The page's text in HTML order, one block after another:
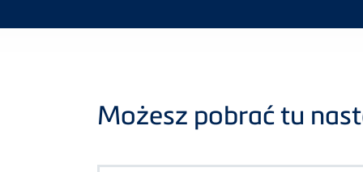
Możesz pobrać tu